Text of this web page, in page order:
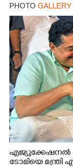
PHOTO GALLERY
എജ്യുക്കേഷനൽ
ടോമിയെ